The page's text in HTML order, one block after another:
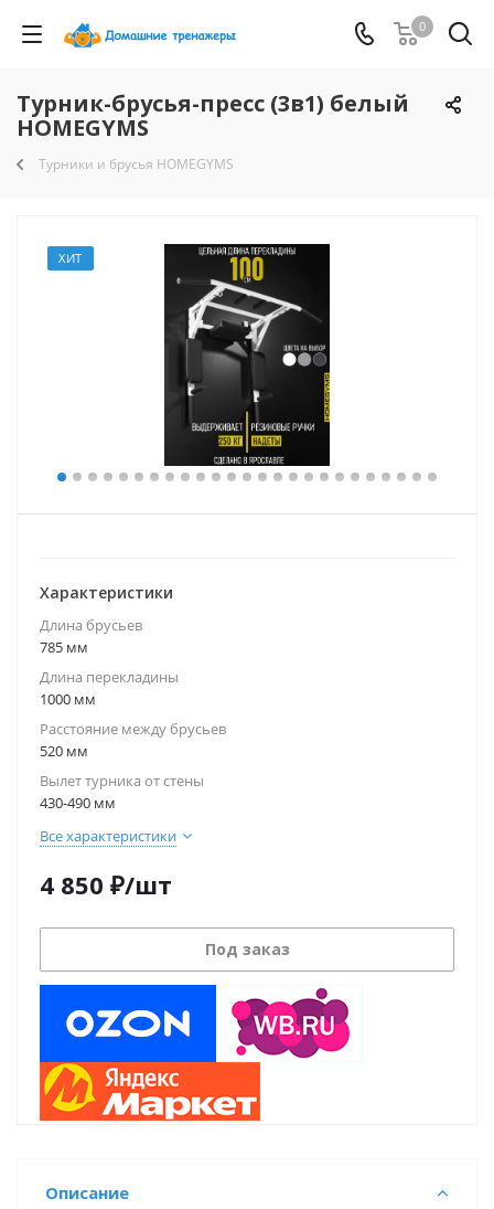
0
Турник-брусья-пресс (3в1) белый
HOMEGYMS
Турники и брусья HOMEGYMS
ХИТ
Характеристики
Длина брусьев
785 мм
Длина перекладины
1000 мм
Расстояние между брусьев
520 мм
Вылет турника от стены
430-490 мм
Все характеристики
4 850 ₽/шт
Под заказ
Описание